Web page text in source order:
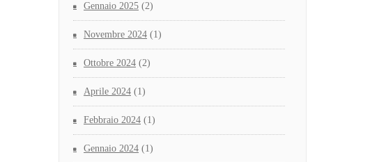
Gennaio 2025 (2)
Novembre 2024 (1)
Ottobre 2024 (2)
Aprile 2024 (1)
Febbraio 2024 (1)
Gennaio 2024 (1)